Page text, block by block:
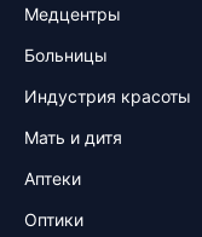
Медцентры
Больницы
Индустрия красоты
Мать и дитя
Аптеки
Оптики